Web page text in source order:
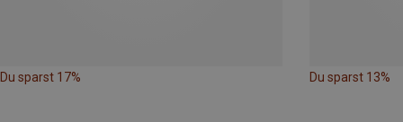
Du sparst 17% Du sparst 13%